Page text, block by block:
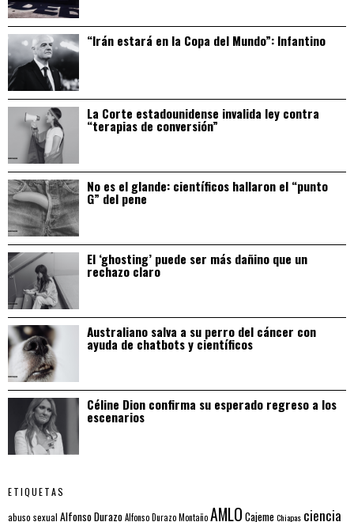
“Irán estará en la Copa del Mundo”: Infantino
La Corte estadounidense invalida ley contra
“terapias de conversión”
No es el glande: científicos hallaron el “punto
G” del pene
El ‘ghosting’ puede ser más dañino que un
rechazo claro
Australiano salva a su perro del cáncer con
ayuda de chatbots y científicos
Céline Dion confirma su esperado regreso a los
escenarios
ETIQUETAS
abuso sexual Alfonso DurazoAlfonso Durazo MontañoAMLO CajemeChiapas ciencia